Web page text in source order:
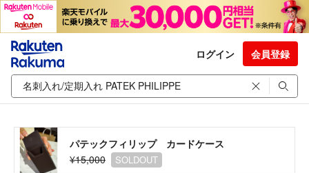
ログイン 会員登録
パテックフィリップ カードケース
¥15,000
SOLDOUT